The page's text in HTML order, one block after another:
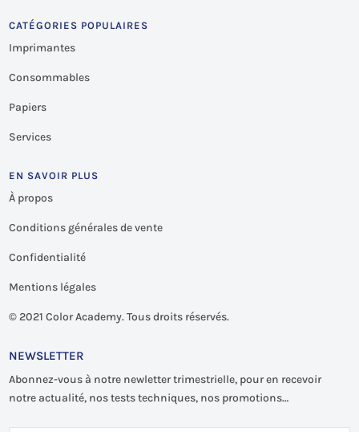
CATÉGORIES POPULAIRES
Imprimantes
Consommables
Papiers
Services
EN SAVOIR PLUS
À propos
Conditions générales de vente
Confidentialité
Mentions légales
© 2021 Color Academy. Tous droits réservés.
NEWSLETTER
Abonnez-vous à notre newletter trimestrielle, pour en recevoir
notre actualité, nos tests techniques, nos promotions…